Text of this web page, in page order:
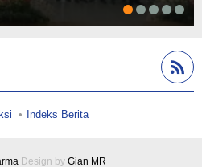
Indeks Berita
Design by Gian MR